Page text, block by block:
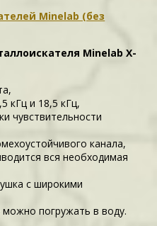
Minelab (без
Minelab X-
кГц и 18,5 кГц,
чувствительности
канала,
вся необходимая
с широкими
погружать в воду.